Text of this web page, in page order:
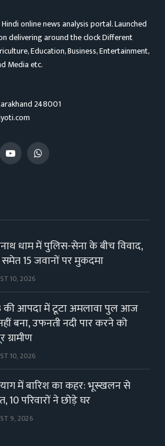
online news analysis portal. Launched
delivering around the clock Different
Education, Business, Entertainment,
Media etc.
248001
YouTubeWhatsApp
धाम में पुलिस-सेना के बीच विवाद,
15 जवानों पर मुकदमा
10, 2026
की आपदा में टूटा अमलावा पुल आज
बना, उफनती नदी पार करने को
10, 2026
में बारिश का कहर: भूस्खलन से
10 परिवारों ने छोड़े घर
9, 2026